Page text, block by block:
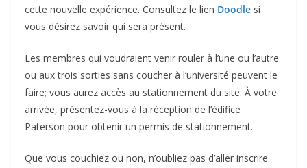
cette nouvelle expérience. Consultez le lien Doodle si
vous désirez savoir qui sera présent.
Les membres qui voudraient venir rouler à l’une ou l’autre
ou aux trois sorties sans coucher à l’université peuvent le
faire; vous aurez accès au stationnement du site. À votre
arrivée, présentez-vous à la réception de l’édifice
Paterson pour obtenir un permis de stationnement.
Que vous couchiez ou non, n’oubliez pas d’aller inscrire